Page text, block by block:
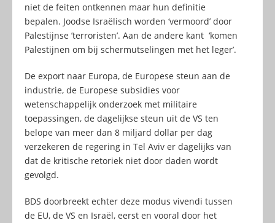
niet de feiten ontkennen maar hun definitie
bepalen. Joodse Israëlisch worden ‘vermoord’ door
Palestijnse ’terroristen’. Aan de andere kant ‘komen
Palestijnen om bij schermutselingen met het leger’.
De export naar Europa, de Europese steun aan de
industrie, de Europese subsidies voor
wetenschappelijk onderzoek met militaire
toepassingen, de dagelijkse steun uit de VS ten
belope van meer dan 8 miljard dollar per dag
verzekeren de regering in Tel Aviv er dagelijks van
dat de kritische retoriek niet door daden wordt
gevolgd.
BDS doorbreekt echter deze modus vivendi tussen
de EU, de VS en Israël, eerst en vooral door het